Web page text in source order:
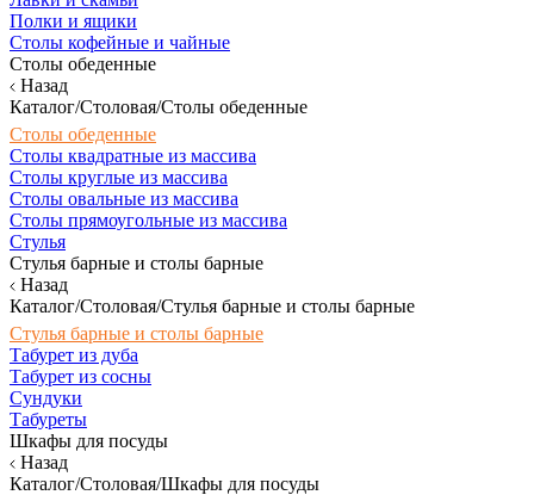
Полки и ящики
Столы кофейные и чайные
Столы обеденные
Назад
Каталог/Столовая/Столы обеденные
Столы обеденные
Столы квадратные из массива
Столы круглые из массива
Столы овальные из массива
Столы прямоугольные из массива
Стулья
Стулья барные и столы барные
Назад
Каталог/Столовая/Стулья барные и столы барные
Стулья барные и столы барные
Табурет из дуба
Табурет из сосны
Сундуки
Табуреты
Шкафы для посуды
Назад
Каталог/Столовая/Шкафы для посуды